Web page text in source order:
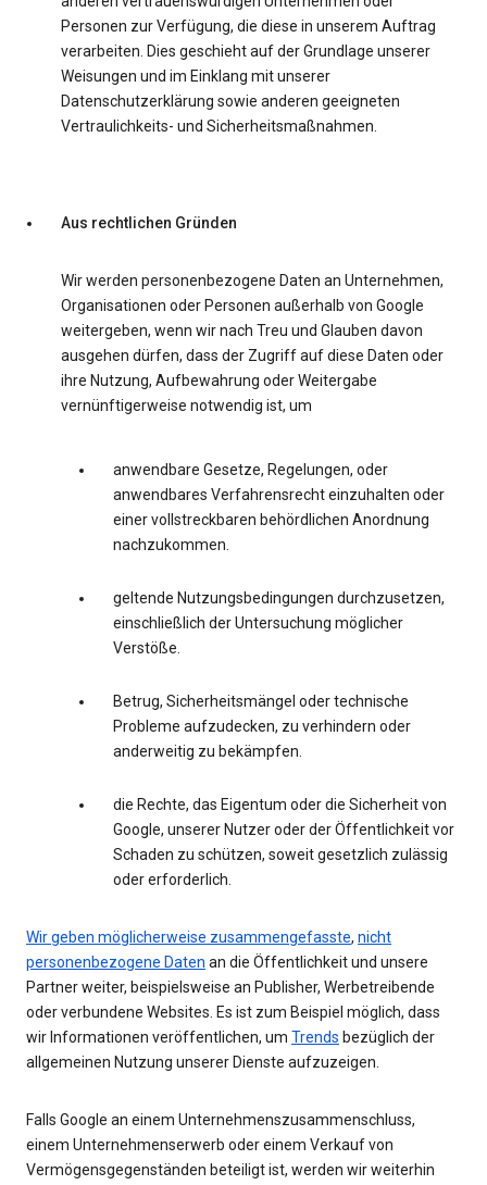
Personen zur Verfügung, die diese in unserem Auftrag
verarbeiten. Dies geschieht auf der Grundlage unserer
Weisungen und im Einklang mit unserer
Datenschutzerklärung sowie anderen geeigneten
Vertraulichkeits- und Sicherheitsmaßnahmen.
Aus rechtlichen Gründen
Wir werden personenbezogene Daten an Unternehmen,
Organisationen oder Personen außerhalb von Google
weitergeben, wenn wir nach Treu und Glauben davon
ausgehen dürfen, dass der Zugriff auf diese Daten oder
ihre Nutzung, Aufbewahrung oder Weitergabe
vernünftigerweise notwendig ist, um
anwendbare Gesetze, Regelungen, oder
anwendbares Verfahrensrecht einzuhalten oder
einer vollstreckbaren behördlichen Anordnung
nachzukommen.
geltende Nutzungsbedingungen durchzusetzen,
einschließlich der Untersuchung möglicher
Verstöße.
Betrug, Sicherheitsmängel oder technische
Probleme aufzudecken, zu verhindern oder
anderweitig zu bekämpfen.
die Rechte, das Eigentum oder die Sicherheit von
Google, unserer Nutzer oder der Öffentlichkeit vor
Schaden zu schützen, soweit gesetzlich zulässig
oder erforderlich.
Wir geben möglicherweise zusammengefasste, nicht
personenbezogene Daten an die Öffentlichkeit und unsere
Partner weiter, beispielsweise an Publisher, Werbetreibende
oder verbundene Websites. Es ist zum Beispiel möglich, dass
wir Informationen veröffentlichen, um Trends bezüglich der
allgemeinen Nutzung unserer Dienste aufzuzeigen.
Falls Google an einem Unternehmenszusammenschluss,
einem Unternehmenserwerb oder einem Verkauf von
Vermögensgegenständen beteiligt ist, werden wir weiterhin